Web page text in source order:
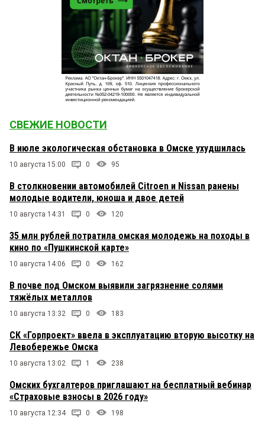
СВЕЖИЕ НОВОСТИ
В июле экологическая обстановка в Омске ухудшилась
10 августа 15:00 0 95
В столкновении автомобилей Citroen и Nissan ранены
молодые водители, юноша и двое детей
10 августа 14:31 0 120
35 млн рублей потратила омская молодежь на походы в
кино по «Пушкинской карте»
10 августа 14:06 0 162
В почве под Омском выявили загрязнение солями
тяжёлых металлов
10 августа 13:32 0 183
СК «Горпроект» ввела в эксплуатацию вторую высотку на
Левобережье Омска
10 августа 13:02 1 238
Омских бухгалтеров приглашают на бесплатный вебинар
«Страховые взносы в 2026 году»
10 августа 12:34 0 198